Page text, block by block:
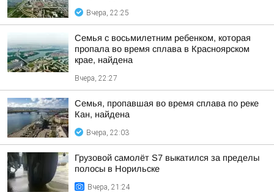
Вчера, 22:25
Семья с восьмилетним ребенком, которая
пропала во время сплава в Красноярском
крае, найдена
Вчера, 22:27
Семья, пропавшая во время сплава по реке
Кан, найдена
Вчера, 22:03
Грузовой самолёт S7 выкатился за пределы
полосы в Норильске
Вчера, 21:24